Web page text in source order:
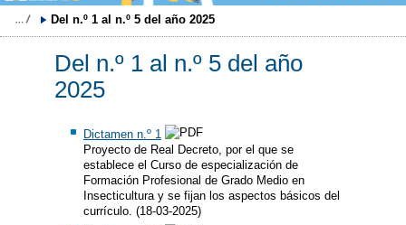
Del n.º 1 al n.º 5 del año 2025
Del n.º 1 al n.º 5 del año
2025
Dictamen n.º 1
Proyecto de Real Decreto, por el que se
establece el Curso de especialización de
Formación Profesional de Grado Medio en
Insecticultura y se fijan los aspectos básicos del
currículo. (18-03-2025)